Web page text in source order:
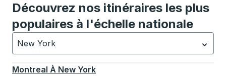
Découvrez nos itinéraires les plus
populaires à l'échelle nationale
New York
Actuellement sélectionné: New York.La sélection est
Montreal À New York